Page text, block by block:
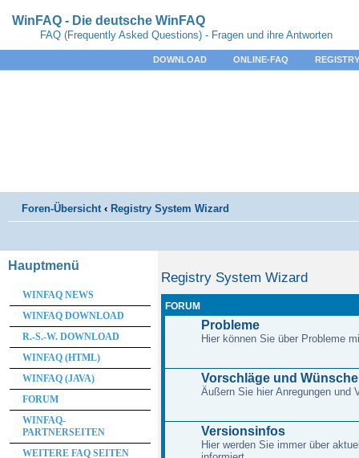
WinFAQ - Die deutsche WinFAQ
FAQ (Frequently Asked Questions) - Fragen und ihre Antworten
DOWNLOAD ONLINE-FAQ
Foren-Übersicht ‹ Registry System Wizard
Registry System Wizard
FORUM
Probleme
Hier können Sie über Probleme
Vorschläge und Wünsche
Äußern Sie hier Anregungen und
Versionsinfos
Hier werden Sie immer über
Hauptmenü
WINFAQ NEWS
WINFAQ DOWNLOAD
R.-S.-W. DOWNLOAD
WINFAQ (HTML)
WINFAQ (JAVA)
FORUM
WINFAQ-
PARTNERSEITEN
WEITERE FAQ SEITEN